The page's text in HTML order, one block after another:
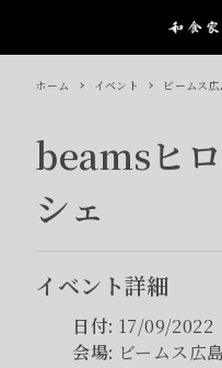
ホーム イベント ビームス
beamsヒ
シェ
イベント詳細
日付: 17/09/2022
会場: ビームス広